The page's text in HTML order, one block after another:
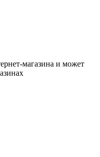
магазина и может